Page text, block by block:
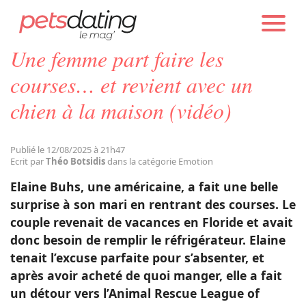
Chien
Chat
Faits Divers
Emotion
Tops
Sauvetages
PETS DATING ACTUALITÉS EMOTION
Une femme part faire les
courses… et revient avec un
chien à la maison (vidéo)
Publié le 12/08/2025 à 21h47
Ecrit parThéo Botsidisdans la catégorie Emotion
Elaine Buhs, une américaine, a fait une belle
surprise à son mari en rentrant des courses. Le
couple revenait de vacances en Floride et avait
donc besoin de remplir le réfrigérateur. Elaine
tenait l’excuse parfaite pour s’absenter, et
après avoir acheté de quoi manger, elle a fait
un détour vers l’Animal Rescue League of